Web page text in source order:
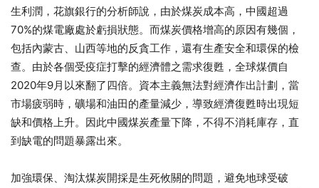
生利潤，花旗銀行的分析師說，由於煤炭成本高，中國超過
70%的煤電廠處於虧損狀態。而煤炭價格增高的原因有幾個，
包括內蒙古、山西等地的反貪工作，還有生產安全和環保的檢
查。由於各個受疫症打擊的經濟體之需求復甦，全球煤價自
2020年9月以來翻了四倍。資本主義無法對經濟作出計劃，當
市場疲弱時，礦場和油田的產量減少，導致經濟復甦時出現短
缺和價格上升。因此中國煤炭產量下降，不得不消耗庫存，直
到缺電的問題暴露出來。
加強環保、淘汰煤炭開採是生死攸關的問題，避免地球受破